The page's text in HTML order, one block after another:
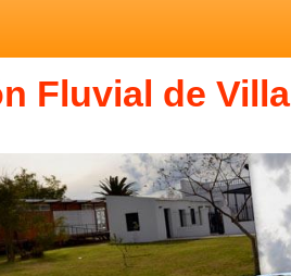
Fluvial de Villa